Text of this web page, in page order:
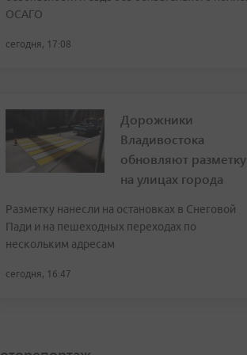
ОСАГО
сегодня, 17:08
Дорожники
Владивостока
обновляют разметку
на улицах города
Разметку нанесли на остановках в Снеговой
Пади и на пешеходных переходах по
нескольким адресам
сегодня, 16:47